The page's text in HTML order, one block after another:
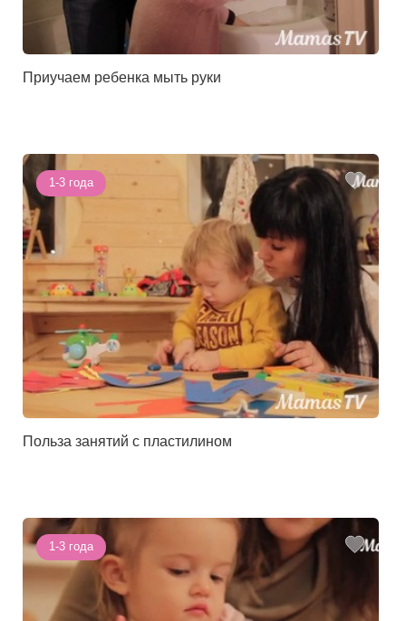
Приучаем ребенка мыть руки
1-3 года
Польза занятий с пластилином
1-3 года